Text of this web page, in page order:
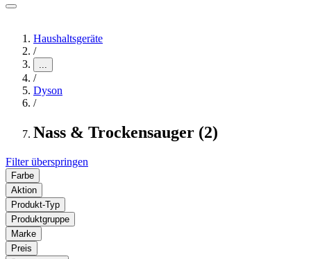
Haushaltsgeräte
/
...
/
Dyson
/
Nass & Trockensauger (2)
Filter überspringen
Farbe
Aktion
Produkt-Typ
Produktgruppe
Marke
Preis